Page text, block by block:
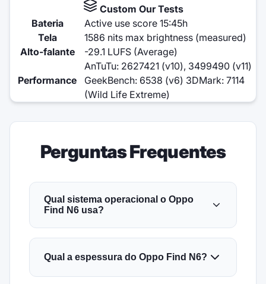
Custom Our Tests
Bateria
Active use score 15:45h
Tela
1586 nits max brightness (measured)
Alto-falante
-29.1 LUFS (Average)
Performance
AnTuTu: 2627421 (v10), 3499490 (v11)
GeekBench: 6538 (v6) 3DMark: 7114
(Wild Life Extreme)
Perguntas Frequentes
Qual sistema operacional o Oppo
Find N6 usa?
Qual a espessura do Oppo Find N6?